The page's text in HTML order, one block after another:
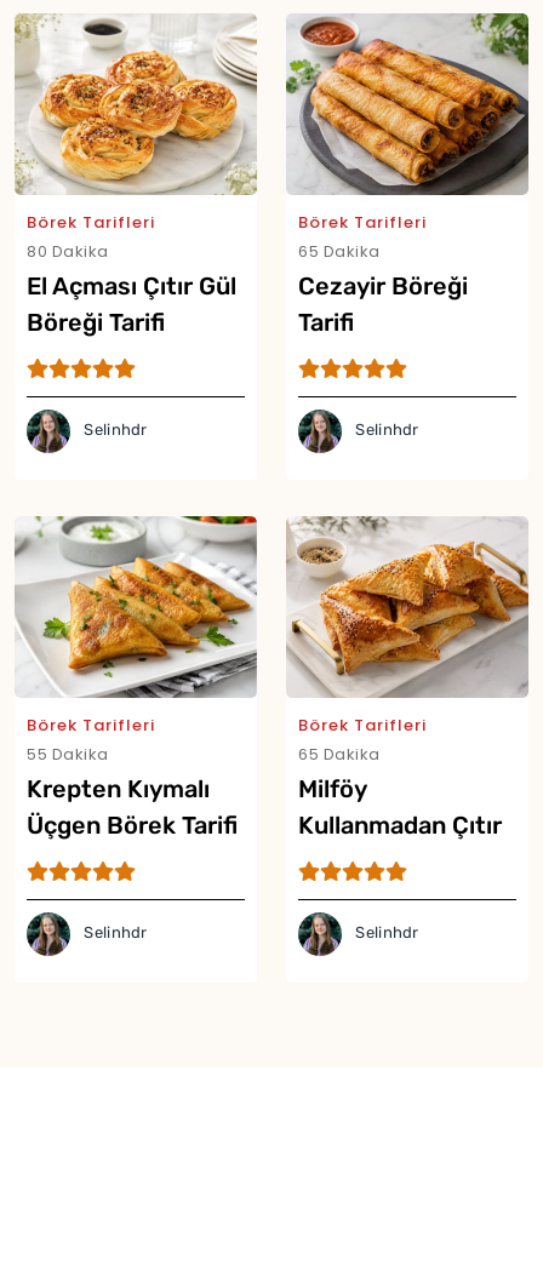
Börek Tarifleri
80 Dakika
El Açması Çıtır Gül
Böreği Tarifi
Selinhdr
Börek Tarifleri
65 Dakika
Cezayir Böreği
Tarifi
Selinhdr
Börek Tarifleri
55 Dakika
Krepten Kıymalı
Üçgen Börek Tarifi
Selinhdr
Börek Tarifleri
65 Dakika
Milföy
Kullanmadan Çıtır
Börek Tarifi
Selinhdr